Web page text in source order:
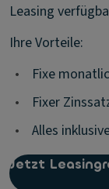
Leasing
Ihre Vorteile:
•
Fixe
•
Fixer
•
Alles
Jetzt